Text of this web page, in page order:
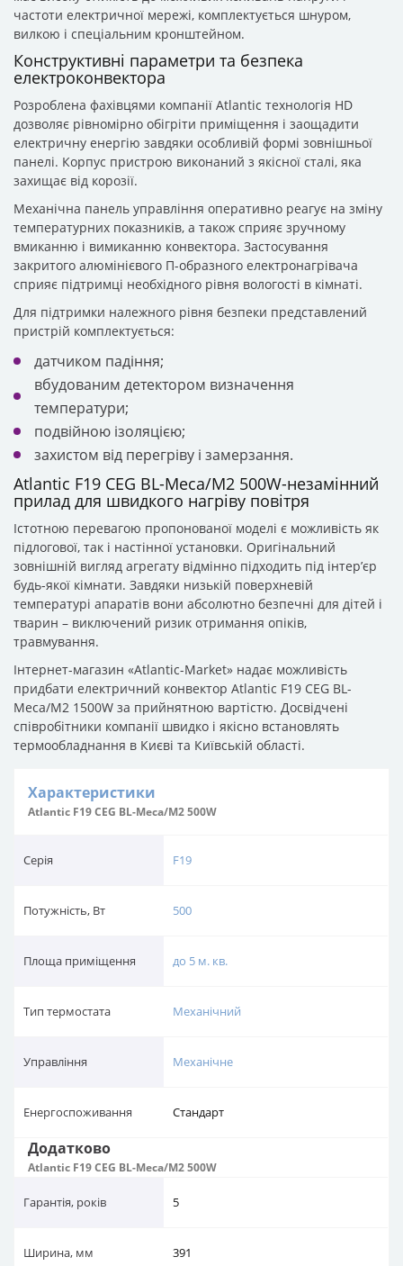
частоти електричної мережі, комплектується шнуром,
вилкою і спеціальним кронштейном.
Конструктивні параметри та безпека
електроконвектора
Розроблена фахівцями компанії Atlantic технологія HD
дозволяє рівномірно обігріти приміщення і заощадити
електричну енергію завдяки особливій формі зовнішньої
панелі. Корпус пристрою виконаний з якісної сталі, яка
захищає від корозії.
Механічна панель управління оперативно реагує на зміну
температурних показників, а також сприяє зручному
вмиканню і вимиканню конвектора. Застосування
закритого алюмінієвого П-образного електронагрівача
сприяє підтримці необхідного рівня вологості в кімнаті.
Для підтримки належного рівня безпеки представлений
пристрій комплектується:
датчиком падіння;
вбудованим детектором визначення
температури;
подвійною ізоляцією;
захистом від перегріву і замерзання.
Atlantic F19 CEG BL-Meca/M2 500W-незамінний
прилад для швидкого нагріву повітря
Істотною перевагою пропонованої моделі є можливість як
підлогової, так і настінної установки. Оригінальний
зовнішній вигляд агрегату відмінно підходить під інтер’єр
будь-якої кімнати. Завдяки низькій поверхневій
температурі апаратів вони абсолютно безпечні для дітей і
тварин – виключений ризик отримання опіків,
травмування.
Інтернет-магазин «Atlantic-Market» надає можливість
придбати електричний конвектор Atlantic F19 CEG BL-
Meca/M2 1500W за прийнятною вартістю. Досвідчені
співробітники компанії швидко і якісно встановлять
термообладнання в Києві та Київській області.
Характеристики
Atlantic F19 CEG BL-Meca/M2 500W
Серія F19
Потужність, Вт 500
Площа приміщення до 5 м. кв.
Тип термостата Механічний
Управління Механічне
Енергоспоживання Стандарт
Додатково
Atlantic F19 CEG BL-Meca/M2 500W
Гарантія, років 5
Ширина, мм 391